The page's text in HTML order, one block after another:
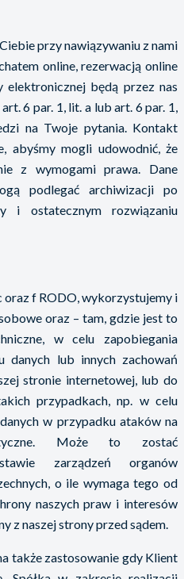
przy nawiązywaniu z nami
online, rezerwacją online
będą przez nas
6 par. 1, lit. a lub art. 6 par. 1,
na Twoje pytania. Kontakt
abyśmy mogli udowodnić, że
z wymogami prawa. Dane
podlegać archiwizacji po
i ostatecznym rozwiązaniu
oraz f RODO, wykorzystujemy i
oraz – tam, gdzie jest to
w celu zapobiegania
danych lub innych zachowań
stronie internetowej, lub do
przypadkach, np. w celu
w przypadku ataków na
Może to zostać
zarządzeń organów
o ile wymaga tego od
naszych praw i interesów
z naszej strony przed sądem.
także zastosowanie gdy Klient